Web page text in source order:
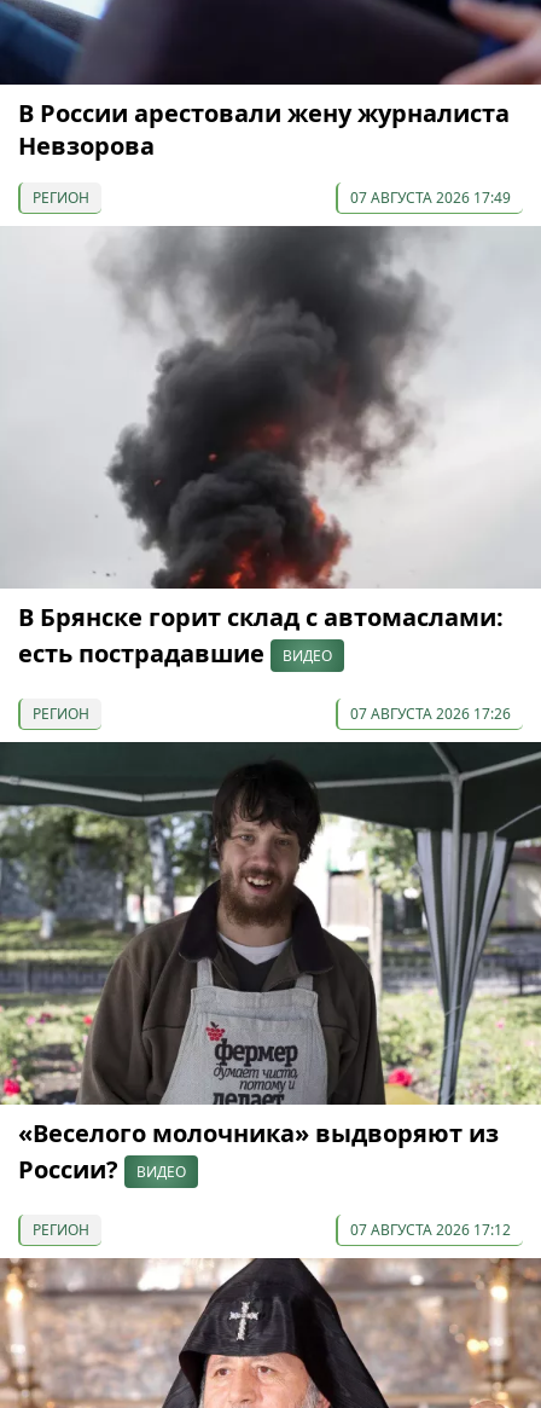
В России арестовали жену журналиста
Невзорова
РЕГИОН 07 АВГУСТА 2026 17:49
В Брянске горит склад с автомаслами:
есть пострадавшие
ВИДЕО
РЕГИОН 07 АВГУСТА 2026 17:26
«Веселого молочника» выдворяют из
России?
ВИДЕО
РЕГИОН 07 АВГУСТА 2026 17:12